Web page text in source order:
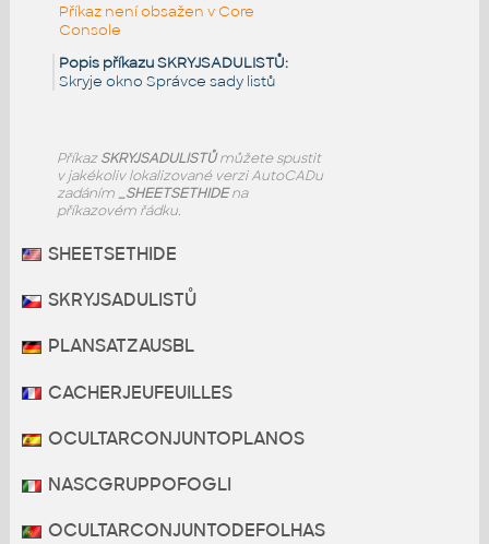
Příkaz není obsažen v Core
Console
Popis příkazu SKRYJSADULISTŮ:
Skryje okno Správce sady listů
PříkazSKRYJSADULISTŮmůžete spustit
v jakékoliv lokalizované verzi AutoCADu
zadáním _SHEETSETHIDEna
příkazovém řádku.
SHEETSETHIDE
SKRYJSADULISTŮ
PLANSATZAUSBL
CACHERJEUFEUILLES
OCULTARCONJUNTOPLANOS
NASCGRUPPOFOGLI
OCULTARCONJUNTODEFOLHAS